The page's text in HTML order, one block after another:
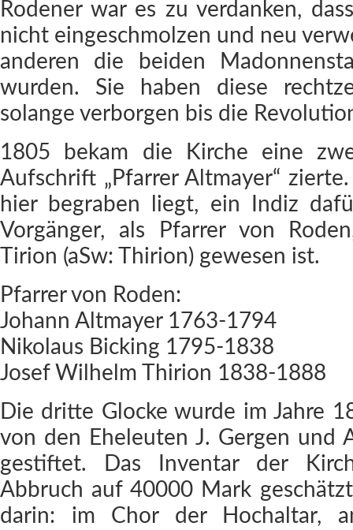
Rodener war es zu verdanken,
nicht eingeschmolzen und neu
anderen die beiden
wurden. Sie haben diese
solange verborgen bis die
1805 bekam die Kirche eine
Aufschrift „Pfarrer Altmayer“
hier begraben liegt, ein Indiz
Vorgänger, als Pfarrer von
Tirion (aSw: Thirion) gewesen ist.
Pfarrer von Roden:
Johann Altmayer 1763-1794
Nikolaus Bicking 1795-1838
Josef Wilhelm Thirion 1838-1888
Die dritte Glocke wurde im Jahre
von den Eheleuten J. Gergen und
gestiftet. Das Inventar der
Abbruch auf 40000 Mark
darin: im Chor der Hochaltar,